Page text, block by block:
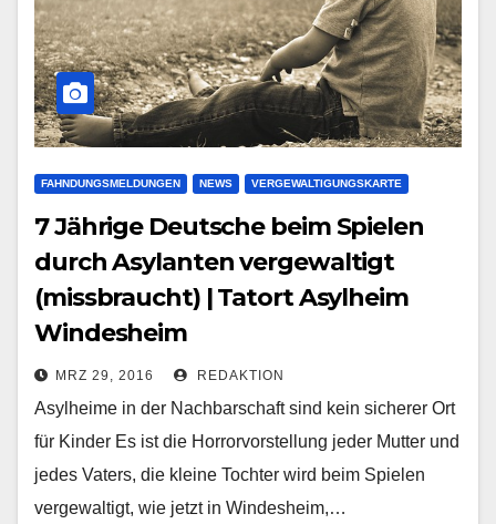
FAHNDUNGSMELDUNGEN NEWS VERGEWALTIGUNGSKARTE
7 Jährige Deutsche beim Spielen
durch Asylanten vergewaltigt
(missbraucht) | Tatort Asylheim
Windesheim
MRZ 29, 2016 REDAKTION
Asylheime in der Nachbarschaft sind kein sicherer Ort
für Kinder Es ist die Horrorvorstellung jeder Mutter und
jedes Vaters, die kleine Tochter wird beim Spielen
vergewaltigt, wie jetzt in Windesheim,…